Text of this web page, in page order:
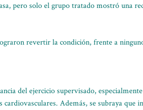
pero solo el grupo tratado mostró una
revertir la condición, frente a
del ejercicio supervisado,
Además, se subraya que